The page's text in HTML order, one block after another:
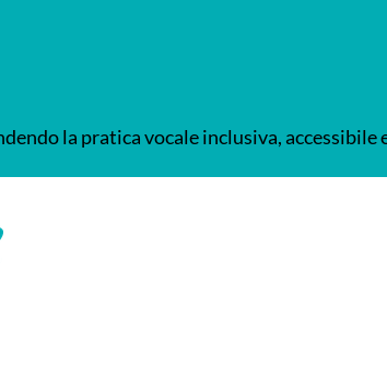
la pratica vocale inclusiva, accessibile